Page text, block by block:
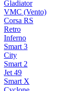
Gladiator
VMC (Vento)
Corsa RS
Retro
Inferno
Smart 3
City
Smart 2
Jet 49
Smart X